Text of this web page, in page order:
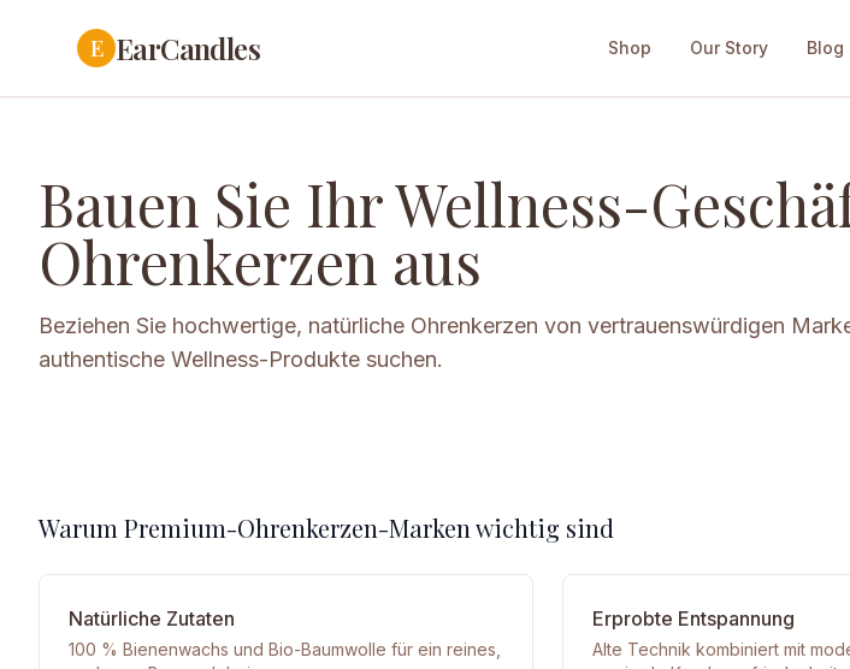
E EarCandles Shop Our Story Blog
Bauen Sie Ihr Wellness-
Ohrenkerzen aus
Beziehen Sie hochwertige, natürliche Ohrenkerzen von vertrauenswürdigen
authentische Wellness-Produkte suchen.
Warum Premium-Ohrenkerzen-Marken wichtig sind
Natürliche Zutaten
100 % Bienenwachs und Bio-Baumwolle für ein reines,
Erprobte Entspannung
Alte Technik kombiniert mit